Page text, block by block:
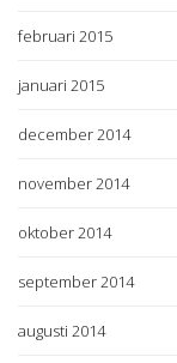
februari 2015
januari 2015
december 2014
november 2014
oktober 2014
september 2014
augusti 2014